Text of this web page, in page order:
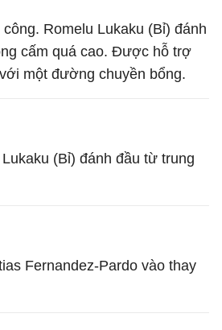
Romelu Lukaku (Bỉ) đánh
cấm quá cao. Được hỗ trợ
một đường chuyền bổng.
(Bỉ) đánh đầu từ trung
Fernandez-Pardo vào thay